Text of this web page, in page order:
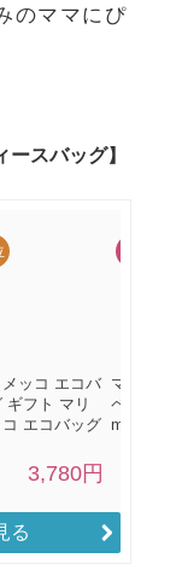
のママにぴ
る